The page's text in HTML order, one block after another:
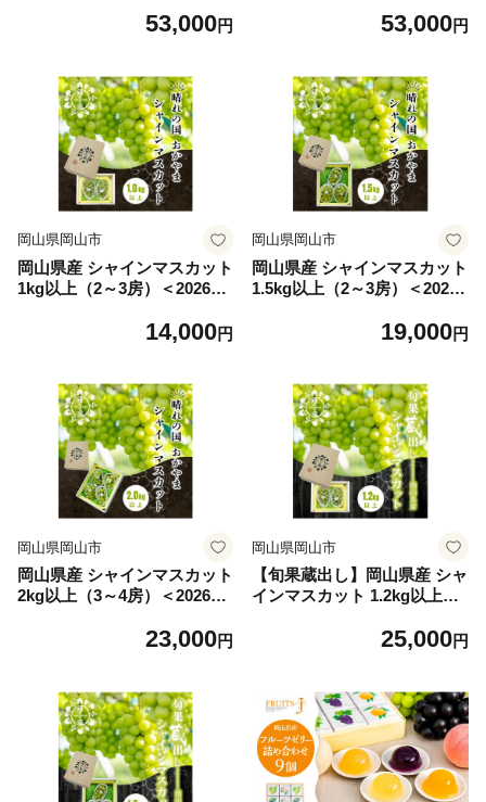
厚部）置き畳 ユニット畳 4つ
水拭きOK たためる【悠久
53,000円
畳 ユニット畳 4つ折れ 樹脂
たためる【悠久Ｄ】
53,000円
岡山県岡山市
岡山県産 シャインマスカット
1kg以上（2～3房）＜2026年
フルーツ 果物 くだもの シャ
答用 プレゼント シャインマ
スカット マスカット おすす
め 人気 シャインマスカット
マスカット
14,000円
岡山県岡山市
岡山県産 シャインマスカット
1.5kg以上（2～3房）＜2026
フルーツ 果物 くだもの シャ
答用 プレゼント シャインマ
スカット マスカット おすす
め 人気 シャインマスカット
マスカット
19,000円
岡山県岡山市
岡山県産 シャインマスカット
2kg以上（3～4房）＜2026年
フルーツ 果物 くだもの シャ
答用 プレゼント シャインマ
スカット マスカット おすす
め 人気 シャインマスカット
マスカット
23,000円
岡山県岡山市
【旬果蔵出し】岡山県産 シャ
インマスカット 1.2kg以上（2
027年1月中旬発送＞25,000円